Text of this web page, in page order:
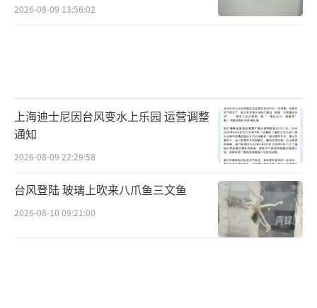
2026-08-09 13:56:02
上海迪士尼因台风变水上乐园 运营调整
通知
2026-08-09 22:29:58
台风登陆 玻璃上吹来八爪鱼三文鱼
2026-08-10 09:21:00